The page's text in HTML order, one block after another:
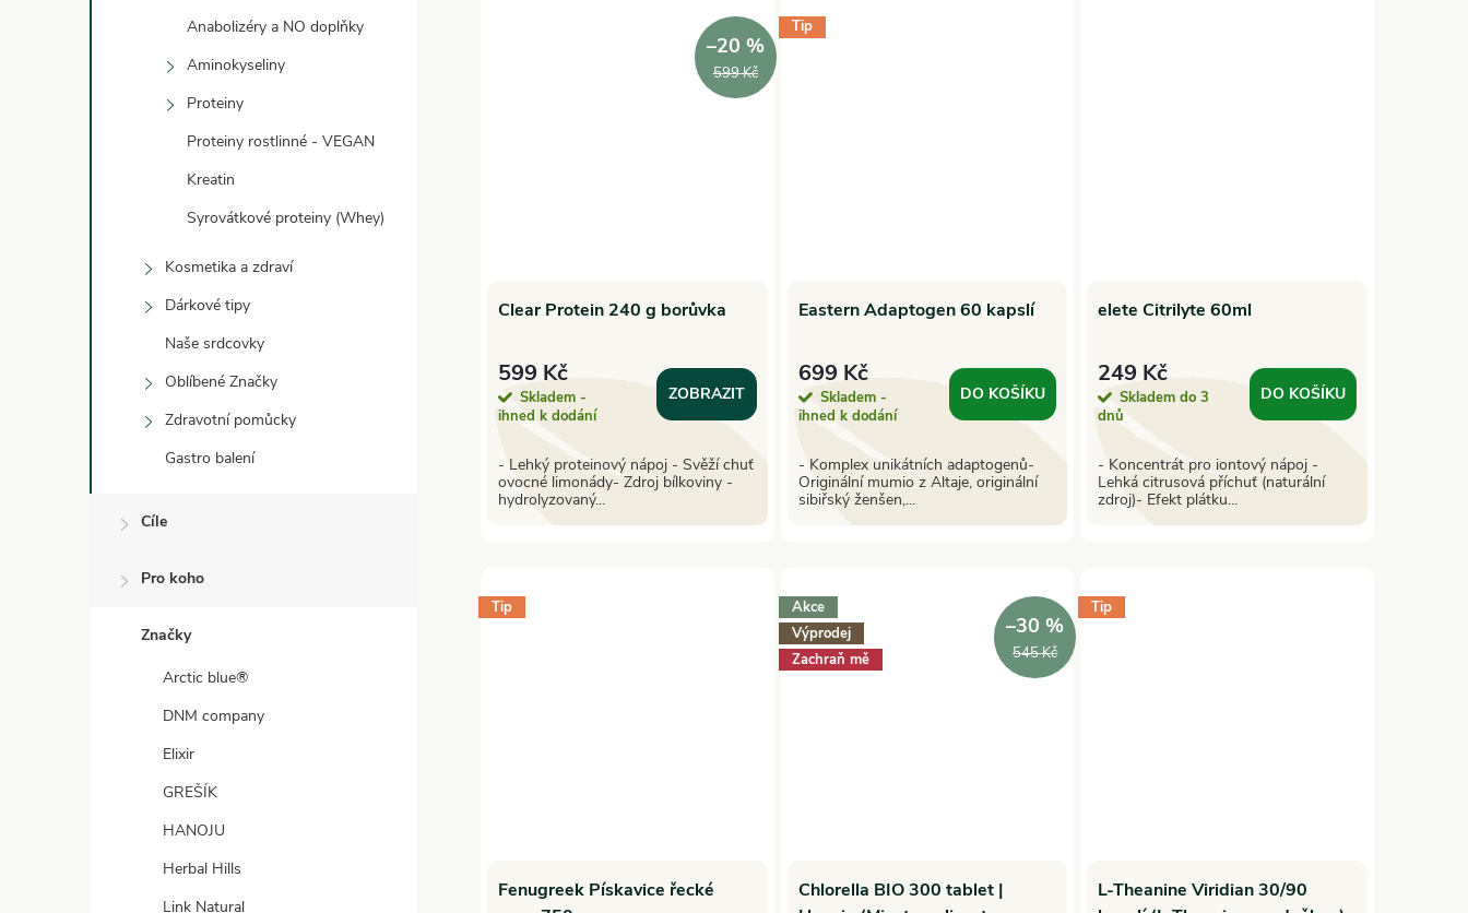
Anabolizéry a NO doplňky
Aminokyseliny
Proteiny
Proteiny rostlinné - VEGAN
Kreatin
Syrovátkové proteiny (Whey)
Kosmetika a zdraví
Dárkové tipy
Naše srdcovky
Oblíbené Značky
Zdravotní pomůcky
Gastro balení
Cíle
Pro koho
Značky
Arctic blue®
DNM company
Elixir
GREŠÍK
HANOJU
Herbal Hills
Link Natural
599 Kč
–20 %
Clear Protein 240 g borůvka
599 Kč
Skladem -
ihned k dodání
ZOBRAZIT
- Lehký proteinový nápoj - Svěží chuť
ovocné limonády- Zdroj bílkoviny -
hydrolyzovaný...
Tip
Eastern Adaptogen 60 kapslí
699 Kč
Skladem -
ihned k dodání
DO KOŠÍKU
- Komplex unikátních adaptogenů-
Originální mumio z Altaje, originální
sibiřský ženšen,...
elete Citrilyte 60ml
249 Kč
Skladem do 3
dnů
DO KOŠÍKU
- Koncentrát pro iontový nápoj -
Lehká citrusová příchuť (naturální
zdroj)- Efekt plátku...
Tip
Fenugreek Pískavice řecké
Akce
Výprodej
Zachraň mě
545 Kč
–30 %
Chlorella BIO 300 tablet |
Tip
L-Theanine Viridian 30/90